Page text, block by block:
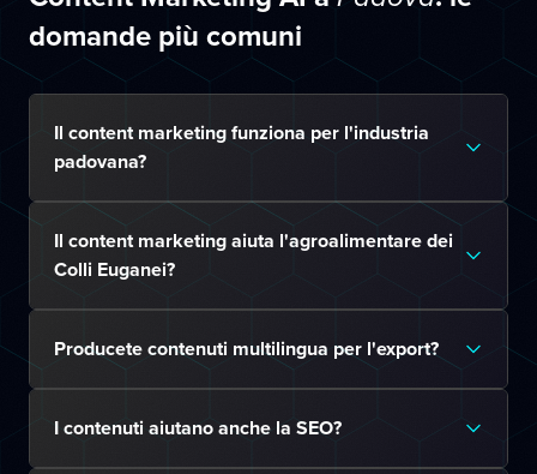
domande più comuni
Il content marketing funziona per l'industria
padovana?
Il content marketing aiuta l'agroalimentare dei
Colli Euganei?
Producete contenuti multilingua per l'export?
I contenuti aiutano anche la SEO?